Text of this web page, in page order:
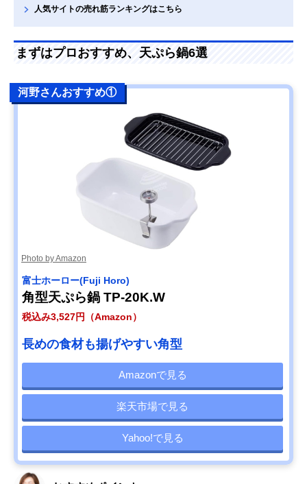
人気サイトの売れ筋ランキングはこちら
まずはプロおすすめ、天ぷら鍋6選
河野さんおすすめ①
Photo by Amazon
‎富士ホーロー(Fuji Horo)
角型天ぷら鍋 TP-20K.W
税込み3,527円（Amazon）
長めの食材も揚げやすい角型
Amazonで見る
楽天市場で見る
Yahoo!で見る